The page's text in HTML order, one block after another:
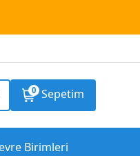
0 Sepetim
Birimleri